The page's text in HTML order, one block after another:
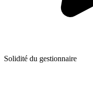
Solidité du gestionnaire